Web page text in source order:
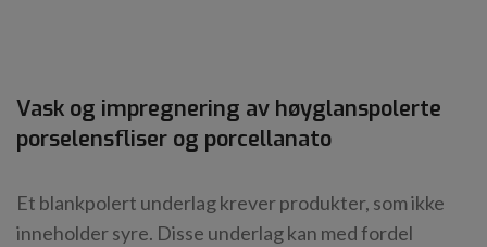
Vask og impregnering av høyglanspolerte
porselensfliser og porcellanato
Et blankpolert underlag krever produkter, som ikke
inneholder syre. Disse underlag kan med fordel